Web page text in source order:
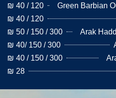
Green Barbian
120 / 40 ₪
120 / 40 ₪
Arak
300 / 150 / 50 ₪
300 / 150 /40 ₪
300 / 150 / 40 ₪
28 ₪